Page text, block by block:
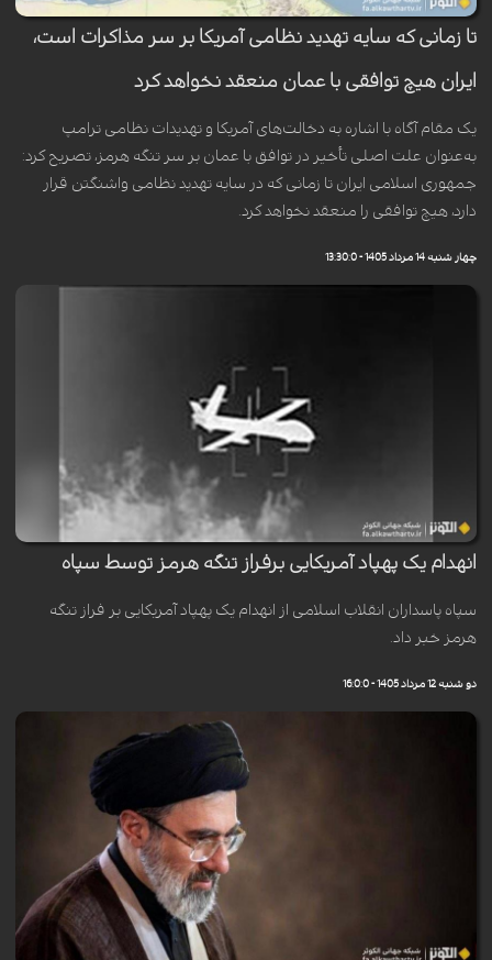
تا زمانی که سایه تهدید نظامی آمریکا بر سر مذاکرات است،
ایران هیچ توافقی با عمان منعقد نخواهد کرد
یک مقام آگاه با اشاره به دخالت‌های آمریکا و تهدیدات نظامی ترامپ
به‌عنوان علت اصلی تأخیر در توافق با عمان بر سر تنگه هرمز، تصریح کرد:
جمهوری اسلامی ایران تا زمانی که در سایه تهدید نظامی واشنگتن قرار
دارد، هیچ توافقی را منعقد نخواهد کرد.
چهار شنبه 14 مرداد 1405 - 13:30:0
انهدام یک پهپاد آمریکایی برفراز تنگه هرمز توسط سپاه
سپاه پاسداران انقلاب اسلامی از انهدام یک پهپاد آمریکایی بر فراز تنگه
هرمز خبر داد.
دو شنبه 12 مرداد 1405 - 16:0:0